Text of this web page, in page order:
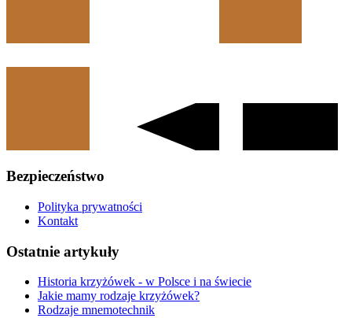
Bezpieczeństwo
Polityka prywatności
Kontakt
Ostatnie artykuły
Historia krzyżówek - w Polsce i na świecie
Jakie mamy rodzaje krzyżówek?
Rodzaje mnemotechnik